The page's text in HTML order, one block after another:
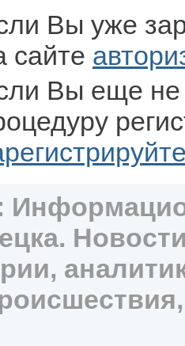
Вы уже
сайте
Вы еще не